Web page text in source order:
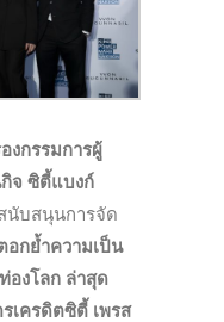
งกรรมการผู้
จ ซิตี้แบงก์
นับสนุนการจัด
อกย้ำความเป็น
องโลก ล่าสุด
เครดิตซิตี้ เพรส